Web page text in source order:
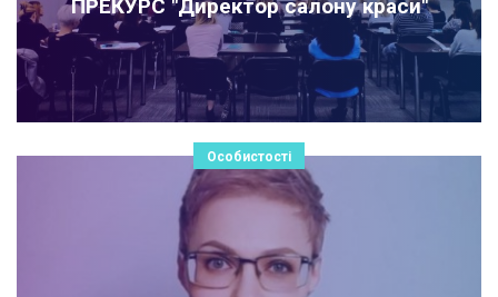
ПРЕКУРС "Директор салону краси"
Особистості